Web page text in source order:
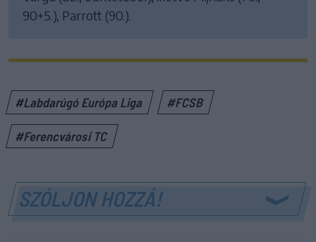
90+5.), Parrott (90.).
#Labdarúgó Európa Liga #FCSB
#Ferencvárosi TC
SZÓLJON HOZZÁ!